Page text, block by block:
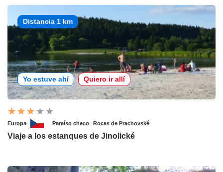
Distancia 1 km
Yo estuve ahí Quiero ir allí
Europa Paraíso checo Rocas de Prachovské
Viaje a los estanques de Jinolické